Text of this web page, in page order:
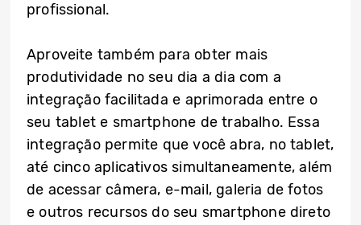
profissional.
Aproveite também para obter mais
produtividade no seu dia a dia com a
integração facilitada e aprimorada entre o
seu tablet e smartphone de trabalho. Essa
integração permite que você abra, no tablet,
até cinco aplicativos simultaneamente, além
de acessar câmera, e-mail, galeria de fotos
e outros recursos do seu smartphone direto